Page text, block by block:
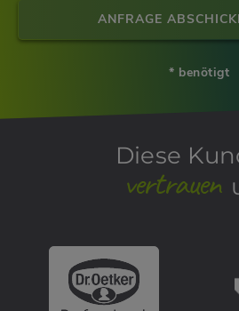
ANFRAGE
* benötigt
Diese
vertrauen